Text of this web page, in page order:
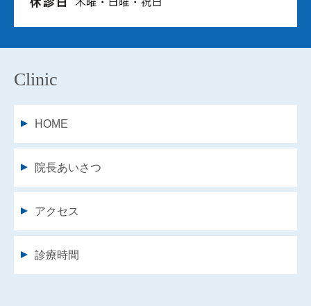
Clinic
HOME
院長あいさつ
アクセス
診療時間